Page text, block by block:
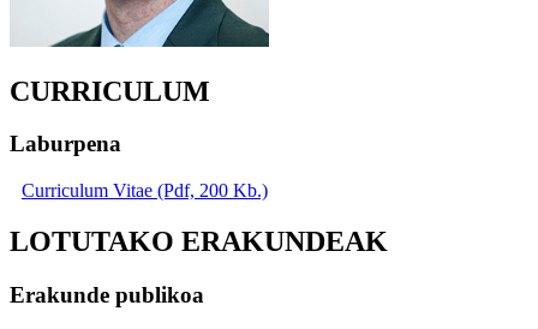
CURRICULUM
Laburpena
Curriculum Vitae (Pdf, 200 Kb.)
LOTUTAKO ERAKUNDEAK
Erakunde publikoa